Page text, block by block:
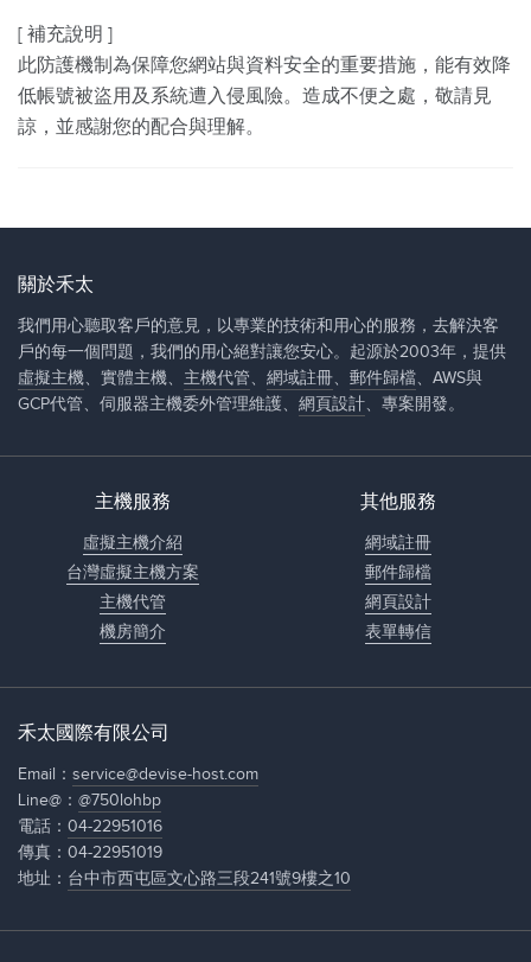
[ 補充說明 ]
此防護機制為保障您網站與資料安全的重要措施，能有效降
低帳號被盜用及系統遭入侵風險。造成不便之處，敬請見
諒，並感謝您的配合與理解。
關於禾太
我們用心聽取客戶的意見，以專業的技術和用心的服務，去解決客
戶的每一個問題，我們的用心絕對讓您安心。起源於2003年，提供
虛擬主機、實體主機、 主機代管、 網域註冊、 郵件歸檔、AWS與
GCP代管、伺服器主機委外管理維護、 網頁設計、專案開發。
主機服務
虛擬主機介紹
台灣虛擬主機方案
主機代管
機房簡介
其他服務
網域註冊
郵件歸檔
網頁設計
表單轉信
禾太國際有限公司
Email： service@devise-host.com
Line@： @750lohbp
電話： 04-22951016
傳真：04-22951019
地址： 台中市西屯區文心路三段241號9樓之10